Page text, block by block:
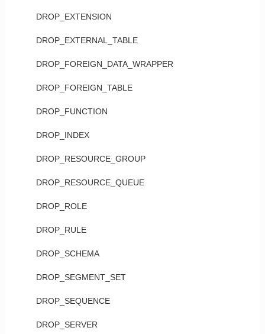
DROP_EXTENSION
DROP_EXTERNAL_TABLE
DROP_FOREIGN_DATA_WRAPPER
DROP_FOREIGN_TABLE
DROP_FUNCTION
DROP_INDEX
DROP_RESOURCE_GROUP
DROP_RESOURCE_QUEUE
DROP_ROLE
DROP_RULE
DROP_SCHEMA
DROP_SEGMENT_SET
DROP_SEQUENCE
DROP_SERVER